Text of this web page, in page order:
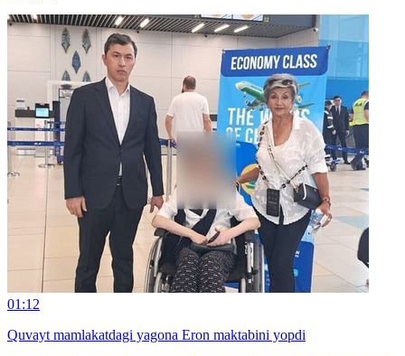
01:12
Quvayt mamlakatdagi yagona Eron maktabini yopdi